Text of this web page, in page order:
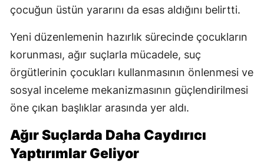
çocuğun üstün yararını da esas aldığını belirtti.
Yeni düzenlemenin hazırlık sürecinde çocukların
korunması, ağır suçlarla mücadele, suç
örgütlerinin çocukları kullanmasının önlenmesi ve
sosyal inceleme mekanizmasının güçlendirilmesi
öne çıkan başlıklar arasında yer aldı.
Ağır Suçlarda Daha Caydırıcı
Yaptırımlar Geliyor